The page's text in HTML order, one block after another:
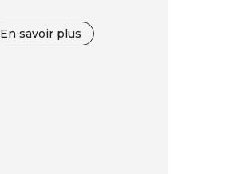
En savoir plus